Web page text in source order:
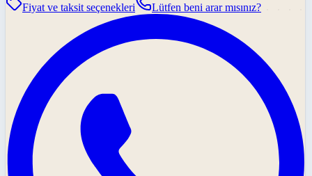
Fiyat ve taksit seçenekleri
Lütfen beni arar mısınız?